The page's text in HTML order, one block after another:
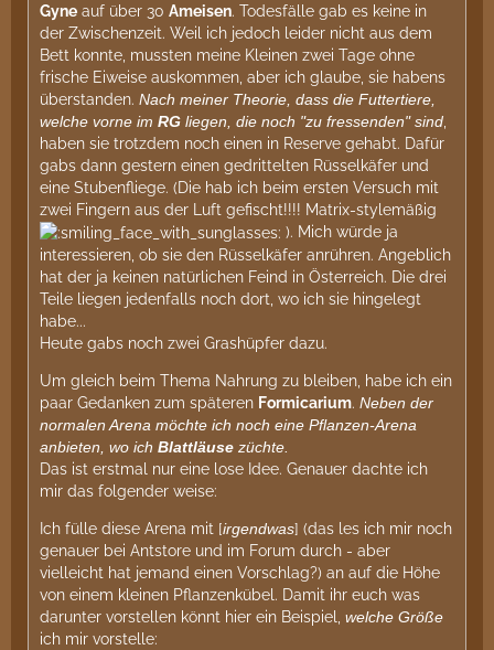
Gyne auf über 30 Ameisen. Todesfälle gab es keine in
der Zwischenzeit. Weil ich jedoch leider nicht aus dem
Bett konnte, mussten meine Kleinen zwei Tage ohne
frische Eiweise auskommen, aber ich glaube, sie habens
überstanden. Nach meiner Theorie, dass die Futtertiere,
welche vorne im RG liegen, die noch "zu fressenden" sind
haben sie trotzdem noch einen in Reserve gehabt. Dafür
gabs dann gestern einen gedrittelten Rüsselkäfer und
eine Stubenfliege. (Die hab ich beim ersten Versuch mit
zwei Fingern aus der Luft gefischt!!!! Matrix-stylemäßig
). Mich würde ja
interessieren, ob sie den Rüsselkäfer anrühren. Angeblich
hat der ja keinen natürlichen Feind in Österreich. Die drei
Teile liegen jedenfalls noch dort, wo ich sie hingelegt
habe...
Heute gabs noch zwei Grashüpfer dazu.
Um gleich beim Thema Nahrung zu bleiben, habe ich ein
paar Gedanken zum späteren Formicarium. Neben der
normalen Arena möchte ich noch eine Pflanzen-Arena
anbieten, wo ich Blattläuse züchte.
Das ist erstmal nur eine lose Idee. Genauer dachte ich
mir das folgender weise:
Ich fülle diese Arena mit [irgendwas] (das les ich mir noch
genauer bei Antstore und im Forum durch - aber
vielleicht hat jemand einen Vorschlag?) an auf die Höhe
von einem kleinen Pflanzenkübel. Damit ihr euch was
darunter vorstellen könnt hier ein Beispiel, welche Größe
ich mir vorstelle: